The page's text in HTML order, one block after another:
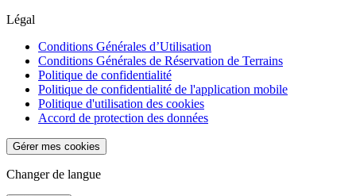
Légal
Conditions Générales d’Utilisation
Conditions Générales de Réservation de Terrains
Politique de confidentialité
Politique de confidentialité de l'application mobile
Politique d'utilisation des cookies
Accord de protection des données
Gérer mes cookies
Changer de langue